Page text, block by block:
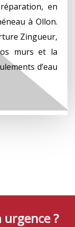
en
à Ollon.
Zingueur,
murs et la
d’eau
?